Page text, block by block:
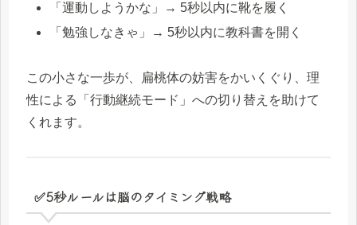
「運動しようかな」→ 5秒以内に靴を履く
「勉強しなきゃ」→ 5秒以内に教科書を開く
この小さな一歩が、扁桃体の妨害をかいくぐり、理
性による「行動継続モード」への切り替えを助けて
くれます。
✅5秒ルールは脳のタイミング戦略